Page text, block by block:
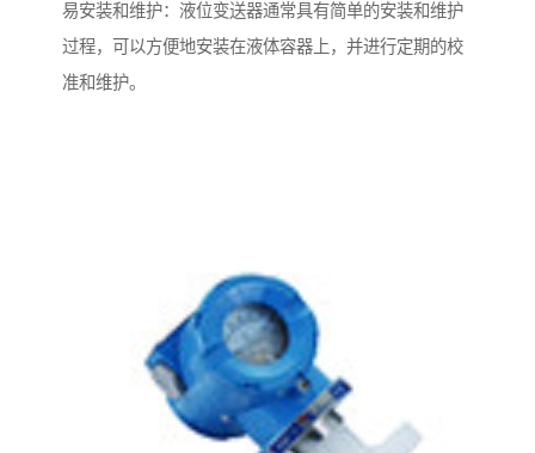
易安装和维护：液位变送器通常具有简单的安装和维护
过程，可以方便地安装在液体容器上，并进行定期的校
准和维护。